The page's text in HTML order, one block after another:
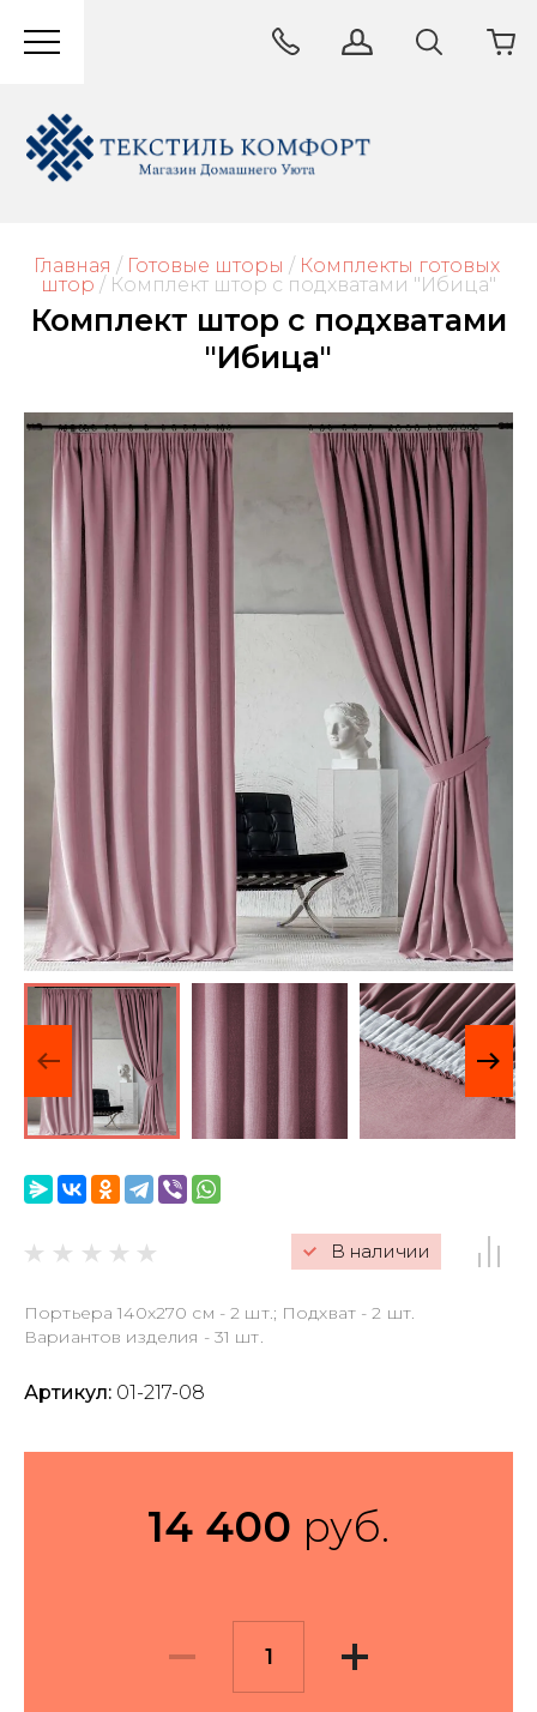
Отзывы о нас
Лицензии и Сертификаты
Гарантии и резерв
Оформление заказа
Политика
конфиденциальности
Оферта
тканями, текстильными
Пользовательское
Главная / Готовые шторы / Комплекты готовых
штор / Комплект штор с подхватами "Ибица"
Комплект штор с подхватами
"Ибица"
В наличии
Портьера 140х270 см - 2 шт.; Подхват - 2 шт.
Вариантов изделия - 31 шт.
Артикул: 01-217-08
14 400 руб.